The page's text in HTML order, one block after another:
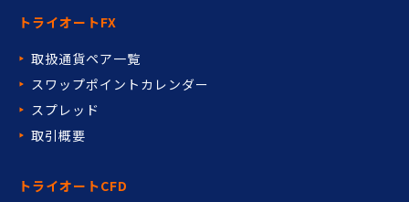
トライオートFX
取扱通貨ペア一覧
スワップポイントカレンダー
スプレッド
取引概要
トライオートCFD